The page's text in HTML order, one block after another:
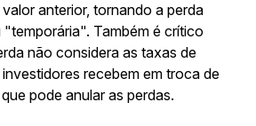
anterior, tornando a perda
Também é crítico
não considera as taxas de
recebem em troca de
pode anular as perdas.